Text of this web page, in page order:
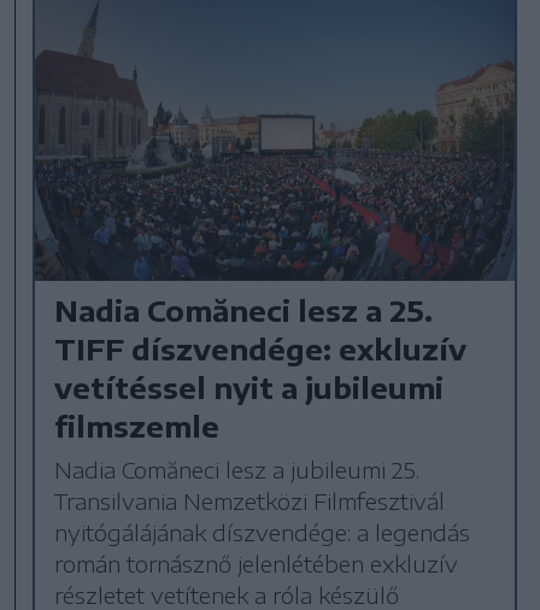
Nadia Comăneci lesz a 25.
TIFF díszvendége: exkluzív
vetítéssel nyit a jubileumi
filmszemle
Nadia Comăneci lesz a jubileumi 25.
Transilvania Nemzetközi Filmfesztivál
nyitógálájának díszvendége: a legendás
román tornásznő jelenlétében exkluzív
részletet vetítenek a róla készülő